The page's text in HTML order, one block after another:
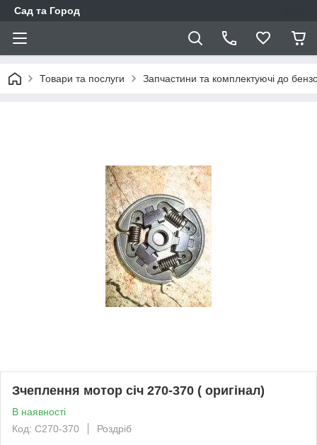
Сад та Город
Товари та послуги Запчастини та комплектуючі до
Зчеплення мотор січ 270-370 ( оригінал)
В наявності
Код: С270-370
Роздріб